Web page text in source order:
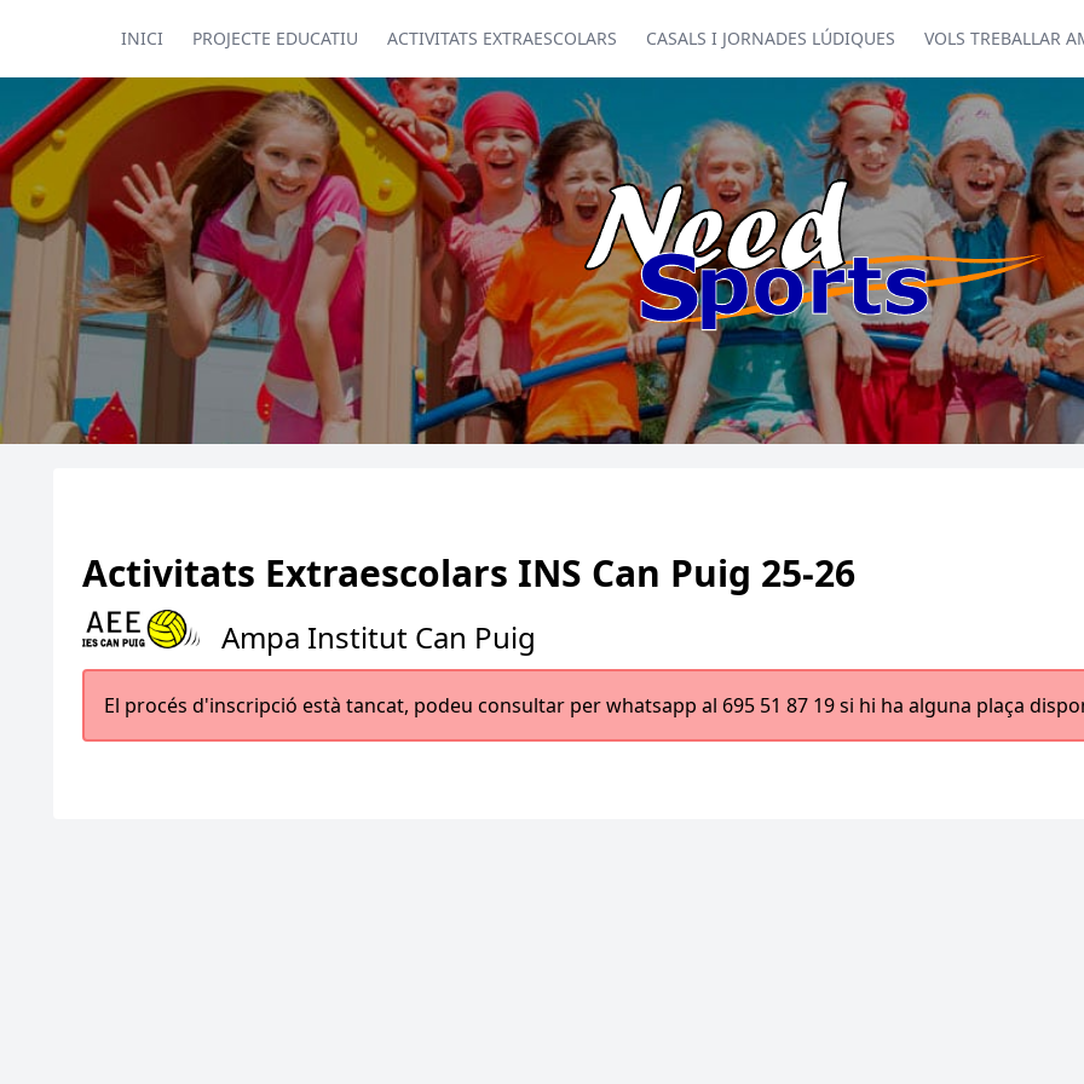
INICI PROJECTE EDUCATIU ACTIVITATS EXTRAESCOLARS CASALS I JORNADES LÚDIQUES VOLS TREBALLAR
Activitats Extraescolars INS Can Puig 25-26
Ampa Institut Can Puig
El procés d'inscripció està tancat, podeu consultar per whatsapp al 695 51 87 19 si hi ha alguna plaça